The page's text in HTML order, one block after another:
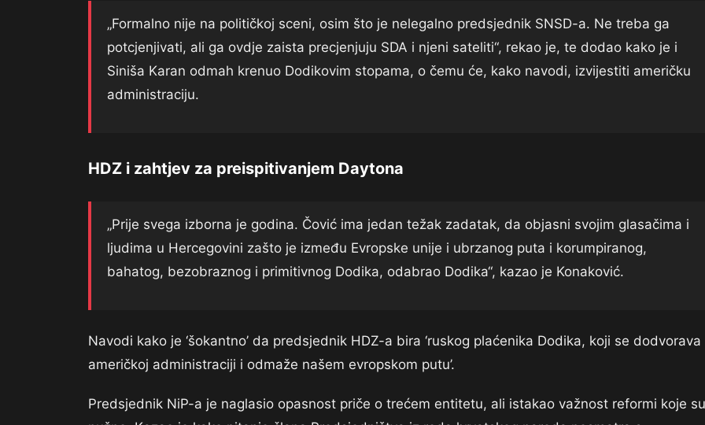
„Formalno nije na političkoj sceni, osim što je nelegalno predsjednik SNSD-a. Ne treba ga
potcjenjivati, ali ga ovdje zaista precjenjuju SDA i njeni sateliti“, rekao je, te dodao kako je i
Siniša Karan odmah krenuo Dodikovim stopama, o čemu će, kako navodi, izvijestiti američku
administraciju.
HDZ i zahtjev za preispitivanjem Daytona
„Prije svega izborna je godina. Čović ima jedan težak zadatak, da objasni svojim glasačima i
ljudima u Hercegovini zašto je između Evropske unije i ubrzanog puta i korumpiranog,
bahatog, bezobraznog i primitivnog Dodika, odabrao Dodika“, kazao je Konaković.
Navodi kako je ‘šokantno’ da predsjednik HDZ-a bira ‘ruskog plaćenika Dodika, koji se dodvorava
američkoj administraciji i odmaže našem evropskom putu’.
Predsjednik NiP-a je naglasio opasnost priče o trećem entitetu, ali istakao važnost reformi koje su